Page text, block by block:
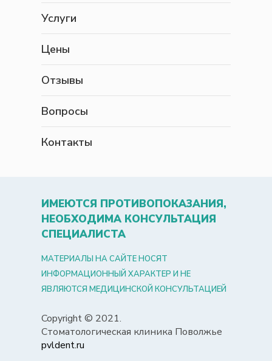
Услуги
Цены
Отзывы
Вопросы
Контакты
ИМЕЮТСЯ ПРОТИВОПОКАЗАНИЯ,
НЕОБХОДИМА КОНСУЛЬТАЦИЯ
СПЕЦИАЛИСТА
МАТЕРИАЛЫ НА САЙТЕ НОСЯТ
ИНФОРМАЦИОННЫЙ ХАРАКТЕР И НЕ
ЯВЛЯЮТСЯ МЕДИЦИНСКОЙ КОНСУЛЬТАЦИЕЙ
Copyright © 2021.
Стоматологическая клиника Поволжье
pvldent.ru